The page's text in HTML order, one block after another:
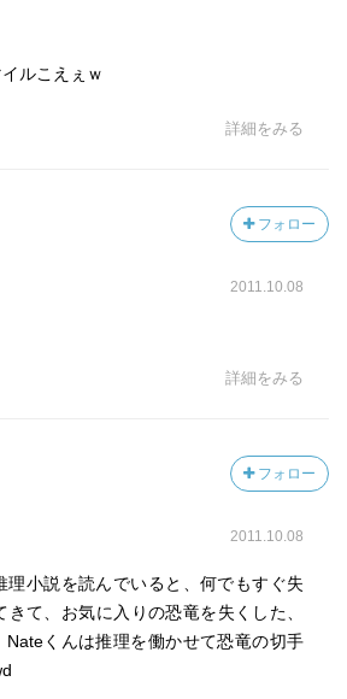
ルこえぇｗ
詳細をみる
フォロー
2011.10.08
詳細をみる
フォロー
2011.10.08
理小説を読んでいると、何でもすぐ失
きて、お気に入りの恐竜を失くした、
Nateくんは推理を働かせて恐竜の切手